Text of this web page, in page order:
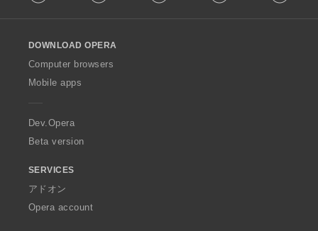
w
O
p
a
DOWNLOAD OPERA
Computer browsers
Mobile apps
Dev.Opera
Beta version
SERVICES
アドオン
Opera account